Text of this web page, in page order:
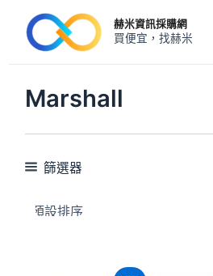
赫米資訊採購網
買便宜，找赫米
Marshall
篩選器